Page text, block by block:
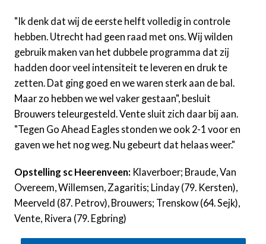
"Ik denk dat wij de eerste helft volledig in controle
hebben. Utrecht had geen raad met ons. Wij wilden
gebruik maken van het dubbele programma dat zij
hadden door veel intensiteit te leveren en druk te
zetten. Dat ging goed en we waren sterk aan de bal.
Maar zo hebben we wel vaker gestaan", besluit
Brouwers teleurgesteld. Vente sluit zich daar bij aan.
"Tegen Go Ahead Eagles stonden we ook 2-1 voor en
gaven we het nog weg. Nu gebeurt dat helaas weer."
Opstelling sc Heerenveen: Klaverboer; Braude, Van
Overeem, Willemsen, Zagaritis; Linday (79. Kersten),
Meerveld (87. Petrov), Brouwers; Trenskow (64. Sejk),
Vente, Rivera (79. Egbring)